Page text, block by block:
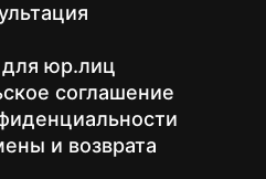
юр.лиц
соглашение
и возврата